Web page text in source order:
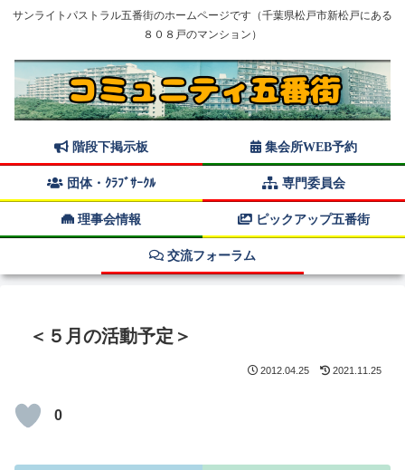
サンライトパストラル五番街のホームページです（千葉県松戸市新松戸にある
８０８戸のマンション）
階段下掲示板 集会所WEB予約
団体・ｸﾗﾌﾞｻｰｸﾙ 専門委員会
理事会情報 ピックアップ五番街
交流フォーラム
＜５月の活動予定＞
2012.04.25 2021.11.25
0